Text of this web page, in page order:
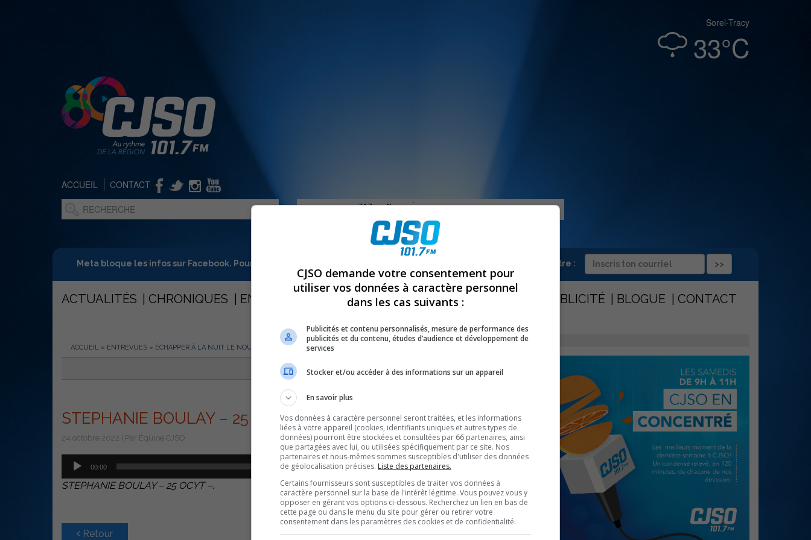
Sorel-Tracy
33°C
ACCUEIL CONTACT
Meta bloque les infos sur Facebook. Pour ne rien manquer à Sorel-Tracy et la région, abonne-toi à notre infolettre :
ACTUALITÉS CHRONIQUES ENTREVUES OPINION ÉMISSIONS CONCOURS PUBLICITÉ BLOGUE CONTACT
ACCUEIL » ENTREVUES » ÉCHAPPER À LA NUIT LE NOUVEAU DISQUE DES SOEURS BOULAY
PARTAGEZ
STEPHANIE BOULAY – 25 OCYT –
24 octobre 2022 | Par Équipe CJSO
Lecteur
audio
00:00 00:00
Utilisez
flèches
haut/bas
pour
augmenter
ou
STEPHANIE BOULAY – 25 OCYT –.
Retour
CJSO demande votre consentement pour
utiliser vos données à caractère personnel
dans les cas suivants :
Publicités et contenu personnalisés, mesure de performance des
publicités et du contenu, études d’audience et développement de
services
Stocker et/ou accéder à des informations sur un appareil
En savoir plus
Vos données à caractère personnel seront traitées, et les informations
liées à votre appareil (cookies, identifiants uniques et autres types de
données) pourront être stockées et consultées par 66 partenaires, ainsi
que partagées avec lui, ou utilisées spécifiquement par ce site. Nos
partenaires et nous-mêmes sommes susceptibles d'utiliser des données
de géolocalisation précises. Liste des partenaires.
Certains fournisseurs sont susceptibles de traiter vos données à
caractère personnel sur la base de l'intérêt légitime. Vous pouvez vous y
opposer en gérant vos options ci-dessous. Recherchez un lien en bas de
cette page ou dans le menu du site pour gérer ou retirer votre
consentement dans les paramètres des cookies et de confidentialité.